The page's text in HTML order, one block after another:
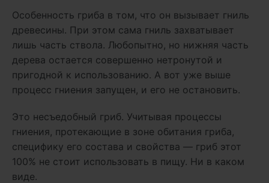
Особенность гриба в том, что он вызывает гниль
древесины. При этом сама гниль захватывает
лишь часть ствола. Любопытно, но нижняя часть
дерева остается совершенно нетронутой и
пригодной к использованию. А вот уже выше
процесс гниения запущен, и его не остановить.
Это несъедобный гриб. Учитывая процессы
гниения, протекающие в зоне обитания гриба,
специфику его состава и свойства — гриб этот
100% не стоит использовать в пищу. Ни в каком
виде.